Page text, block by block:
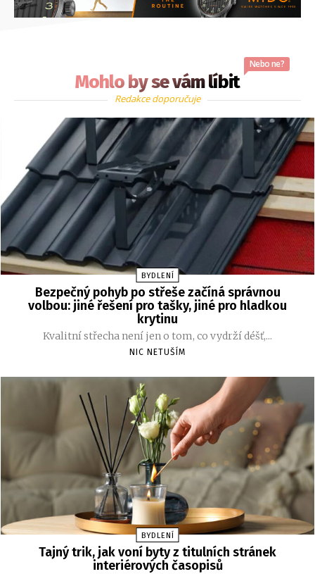
Mohlo by se vám líbit
Nebo ne?
Redakce doporučuje
BYDLENÍ
Bezpečný pohyb po střeše začíná správnou
volbou: jiné řešení pro tašky, jiné pro hladkou
krytinu
Kvalitní střecha není jen o tom, co vydrží déšť,...
NIC NETUŠÍM
BYDLENÍ
Tajný trik, jak voní byty z titulních stránek
interiérových časopisů